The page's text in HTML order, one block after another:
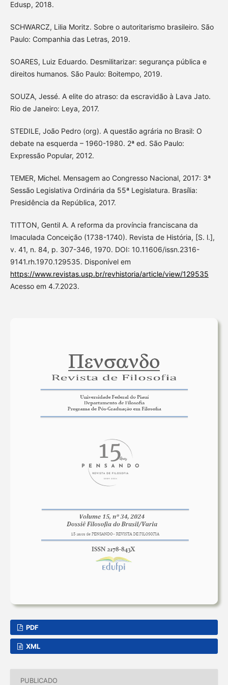
Edusp, 2018.
SCHWARCZ, Lilia Moritz. Sobre o autoritarismo brasileiro. São
Paulo: Companhia das Letras, 2019.
SOARES, Luiz Eduardo. Desmilitarizar: segurança pública e
direitos humanos. São Paulo: Boitempo, 2019.
SOUZA, Jessé. A elite do atraso: da escravidão à Lava Jato.
Rio de Janeiro: Leya, 2017.
STEDILE, João Pedro (org). A questão agrária no Brasil: O
debate na esquerda – 1960-1980. 2ª ed. São Paulo:
Expressão Popular, 2012.
TEMER, Michel. Mensagem ao Congresso Nacional, 2017: 3ª
Sessão Legislativa Ordinária da 55ª Legislatura. Brasília:
Presidência da República, 2017.
TITTON, Gentil A. A reforma da província franciscana da
Imaculada Conceição (1738-1740). Revista de História, [S. l.],
v. 41, n. 84, p. 307-346, 1970. DOI: 10.11606/issn.2316-
9141.rh.1970.129535. Disponível em
https://www.revistas.usp.br/revhistoria/article/view/129535
Acesso em 4.7.2023.
PDF
XML
PUBLICADO